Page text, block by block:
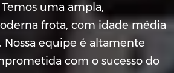
uma ampla,
frota, com idade média
Nossa equipe é altamente
com o sucesso do